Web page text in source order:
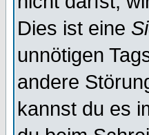
Dies ist eine
unnötigen
andere
kannst du es